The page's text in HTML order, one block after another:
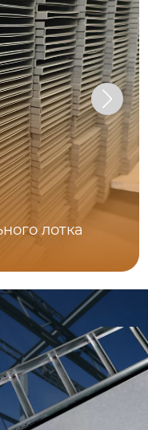
лотка